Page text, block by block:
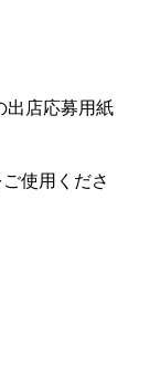
出店応募用紙
使用くださ